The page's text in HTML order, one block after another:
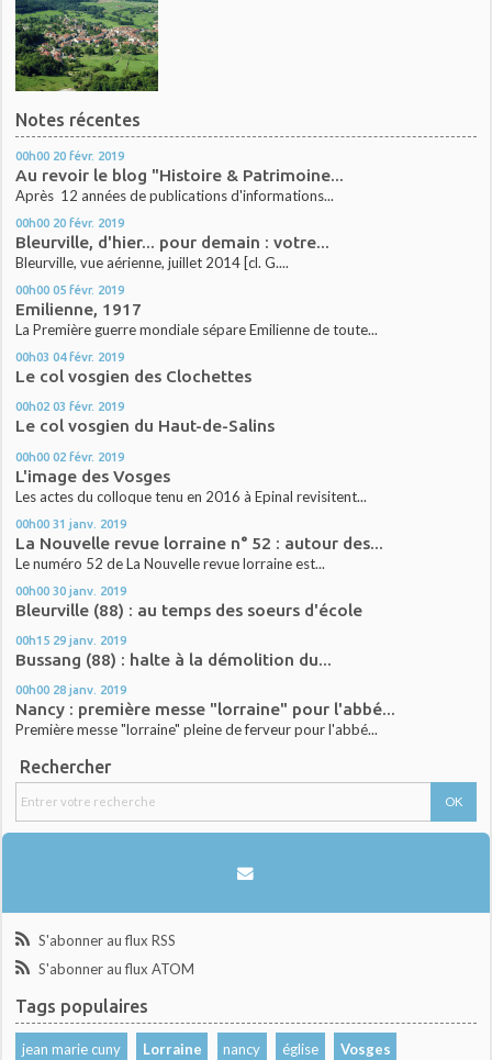
Notes récentes
00h00 20 févr. 2019
Au revoir le blog "Histoire & Patrimoine...
Après 12 années de publications d'informations...
00h00 20 févr. 2019
Bleurville, d'hier... pour demain : votre...
Bleurville, vue aérienne, juillet 2014 [cl. G....
00h00 05 févr. 2019
Emilienne, 1917
La Première guerre mondiale sépare Emilienne de toute...
00h03 04 févr. 2019
Le col vosgien des Clochettes
00h02 03 févr. 2019
Le col vosgien du Haut-de-Salins
00h00 02 févr. 2019
L'image des Vosges
Les actes du colloque tenu en 2016 à Epinal revisitent...
00h00 31 janv. 2019
La Nouvelle revue lorraine n° 52 : autour des...
Le numéro 52 de La Nouvelle revue lorraine est...
00h00 30 janv. 2019
Bleurville (88) : au temps des soeurs d'école
00h15 29 janv. 2019
Bussang (88) : halte à la démolition du...
00h00 28 janv. 2019
Nancy : première messe "lorraine" pour l'abbé...
Première messe "lorraine" pleine de ferveur pour l'abbé...
Rechercher
S'abonner au flux RSS
S'abonner au flux ATOM
Tags populaires
jean marie cuny Lorraine nancy église Vosges